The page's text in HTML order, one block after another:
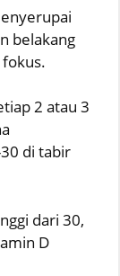
belakang
2 atau 3
di tabir
dari 30,
D